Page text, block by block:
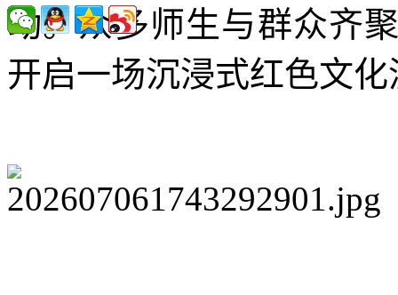
动。众多师生与群众齐
开启一场沉浸式红色文化